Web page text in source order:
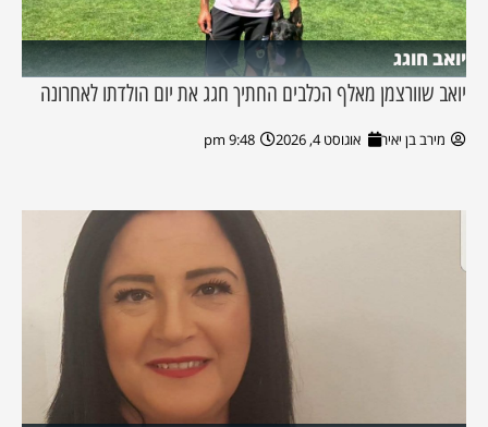
יואב חוגג
יואב שוורצמן מאלף הכלבים החתיך חגג את יום הולדתו לאחרונה
מירב בן יאיר אוגוסט 4, 2026 9:48 pm